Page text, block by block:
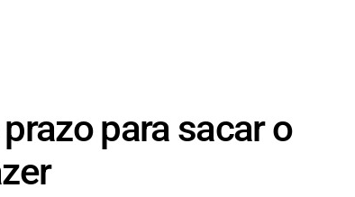
para sacar o